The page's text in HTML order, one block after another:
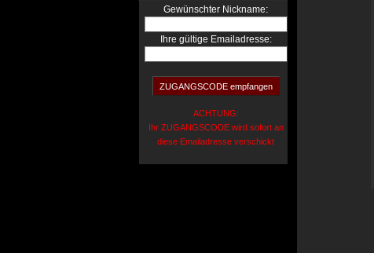
Gewünschter Nickname:
Ihre gültige Emailadresse:
ACHTUNG:
Ihr ZUGANGSCODE wird sofort an
diese Emailadresse verschickt